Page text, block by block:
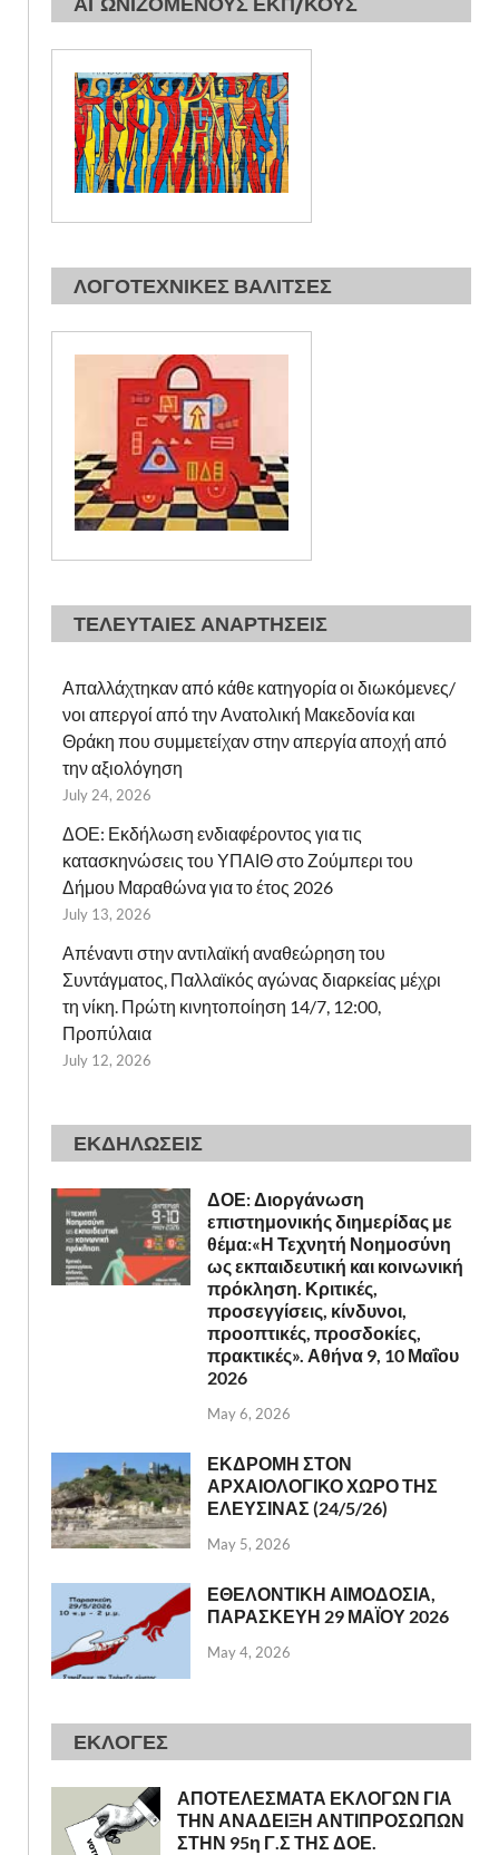
ΛΟΓΟΤΕΧΝΙΚΕΣ ΒΑΛΙΤΣΕΣ
ΤΕΛΕΥΤΑΙΕΣ ΑΝΑΡΤΗΣΕΙΣ
Απαλλάχτηκαν από κάθε κατηγορία οι διωκόμενες/
νοι απεργοί από την Ανατολική Μακεδονία και
Θράκη που συμμετείχαν στην απεργία αποχή από
την αξιολόγηση
July 24, 2026
ΔΟΕ: Εκδήλωση ενδιαφέροντος για τις
κατασκηνώσεις του ΥΠΑΙΘ στο Ζούμπερι του
Δήμου Μαραθώνα για το έτος 2026
July 13, 2026
Απέναντι στην αντιλαϊκή αναθεώρηση του
Συντάγματος, Παλλαϊκός αγώνας διαρκείας μέχρι
τη νίκη. Πρώτη κινητοποίηση 14/7, 12:00,
Προπύλαια
July 12, 2026
ΕΚΔΗΛΩΣΕΙΣ
ΔΟΕ: Διοργάνωση
επιστημονικής διημερίδας με
θέμα:«Η Τεχνητή Νοημοσύνη
ως εκπαιδευτική και κοινωνική
πρόκληση. Κριτικές,
προσεγγίσεις, κίνδυνοι,
προοπτικές, προσδοκίες,
πρακτικές». Αθήνα 9, 10 Μαΐου
2026
May 6, 2026
ΕΚΔΡΟΜΗ ΣΤΟΝ
ΑΡΧΑΙΟΛΟΓΙΚΟ ΧΩΡΟ ΤΗΣ
ΕΛΕΥΣΙΝΑΣ (24/5/26)
May 5, 2026
ΕΘΕΛΟΝΤΙΚΗ ΑΙΜΟΔΟΣΙΑ,
ΠΑΡΑΣΚΕΥΗ 29 ΜΑΪΟΥ 2026
May 4, 2026
ΕΚΛΟΓΕΣ
ΑΠΟΤΕΛΕΣΜΑΤΑ ΕΚΛΟΓΩΝ ΓΙΑ
ΤΗΝ ΑΝΑΔΕΙΞΗ ΑΝΤΙΠΡΟΣΩΠΩΝ
ΣΤΗΝ 95η Γ.Σ ΤΗΣ ΔΟΕ.